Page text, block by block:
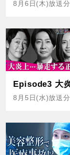
8月6日(木)放送分
Episode3 大
8月5日(水)放送分